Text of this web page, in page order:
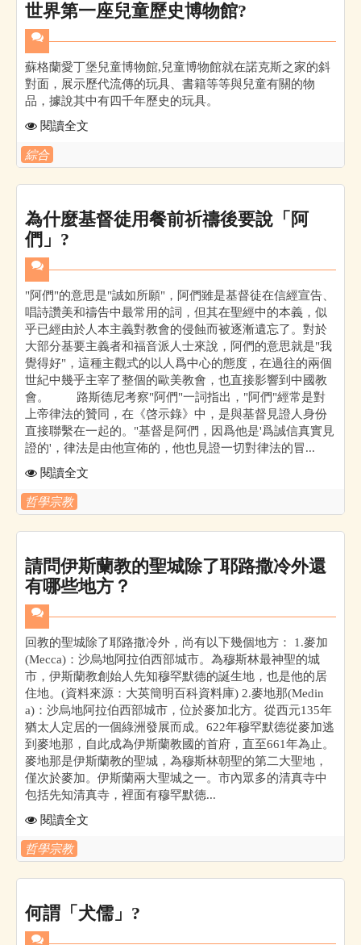
世界第一座兒童歷史博物館?
蘇格蘭愛丁堡兒童博物館,兒童博物館就在諾克斯之家的斜
對面，展示歷代流傳的玩具、書籍等等與兒童有關的物
品，據說其中有四千年歷史的玩具。
閱讀全文
綜合
為什麼基督徒用餐前祈禱後要說「阿
們」?
"阿們"的意思是"誠如所願"，阿們雖是基督徒在信經宣告、
唱詩讚美和禱告中最常用的詞，但其在聖經中的本義，似
乎已經由於人本主義對教會的侵蝕而被逐漸遺忘了。對於
大部分基要主義者和福音派人士來說，阿們的意思就是"我
覺得好"，這種主觀式的以人爲中心的態度，在過往的兩個
世紀中幾乎主宰了整個的歐美教會，也直接影響到中國教
會。 路斯德尼考察"阿們"一詞指出，"阿們"經常是對
上帝律法的贊同，在《啓示錄》中，是與基督見證人身份
直接聯繫在一起的。"基督是阿們，因爲他是'爲誠信真實見
證的'，律法是由他宣佈的，他也見證一切對律法的冒...
閱讀全文
哲學宗教
請問伊斯蘭教的聖城除了耶路撒冷外還
有哪些地方？
回教的聖城除了耶路撒冷外，尚有以下幾個地方： 1.麥加
(Mecca)：沙烏地阿拉伯西部城市。為穆斯林最神聖的城
市，伊斯蘭教創始人先知穆罕默德的誕生地，也是他的居
住地。(資料來源：大英簡明百科資料庫) 2.麥地那(Medin
a)：沙烏地阿拉伯西部城市，位於麥加北方。從西元135年
猶太人定居的一個綠洲發展而成。622年穆罕默德從麥加逃
到麥地那，自此成為伊斯蘭教國的首府，直至661年為止。
麥地那是伊斯蘭教的聖城，為穆斯林朝聖的第二大聖地，
僅次於麥加。伊斯蘭兩大聖城之一。市內眾多的清真寺中
包括先知清真寺，裡面有穆罕默德...
閱讀全文
哲學宗教
何謂「犬儒」?